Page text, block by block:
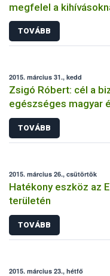
megfelel a
TOVÁBB
2015. március 31., kedd
Zsigó Róbert: cél a
egészséges magyar
TOVÁBB
2015. március 26., csütörtök
Hatékony eszköz az
területén
TOVÁBB
2015. március 23., hétfő